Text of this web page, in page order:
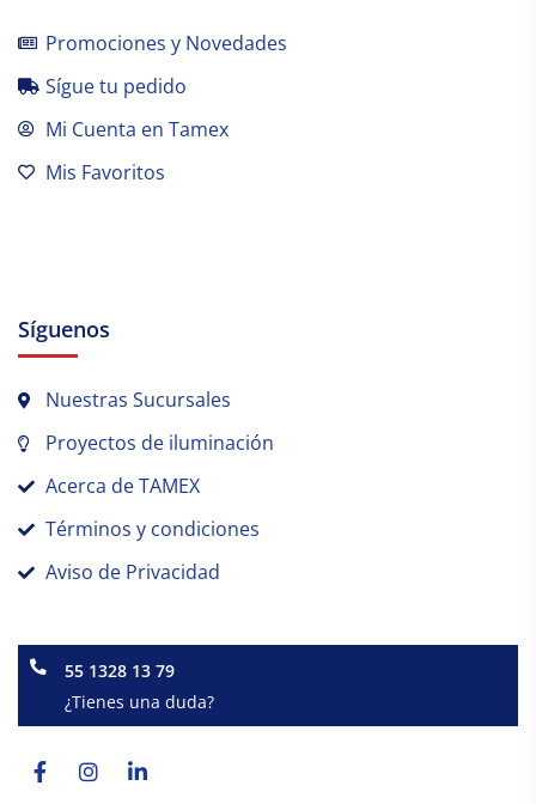
Promociones y Novedades
Sígue tu pedido
Mi Cuenta en Tamex
Mis Favoritos
Síguenos
Nuestras Sucursales
Proyectos de iluminación
Acerca de TAMEX
Términos y condiciones
Aviso de Privacidad
55 1328 13 79
¿Tienes una duda?
f